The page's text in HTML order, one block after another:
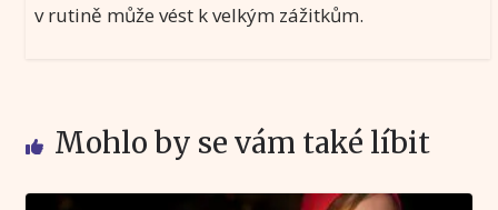
v rutině může vést k velkým zážitkům.
Mohlo by se vám také líbit